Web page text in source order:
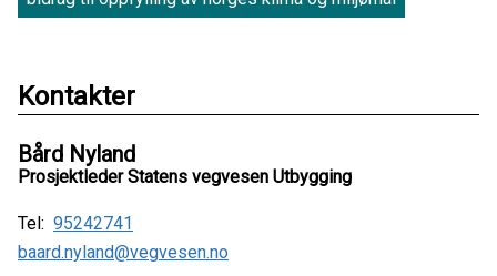
Kontakter
Bård Nyland
Prosjektleder Statens vegvesen Utbygging
Tel: 95242741
baard.nyland@vegvesen.no